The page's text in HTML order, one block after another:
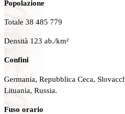
Popolazione
Totale 38 485 779
Densità 123 ab./km²
Confini
Germania, Repubblica Ceca,
Lituania, Russia.
Fuso orario